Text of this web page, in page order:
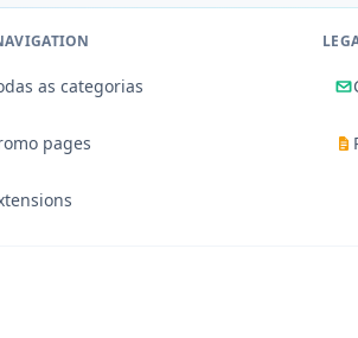
as categorias
pages